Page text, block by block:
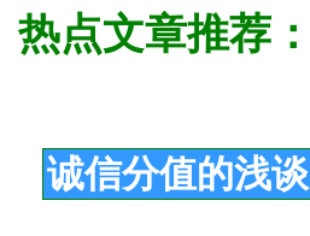
热点文章推荐：
诚信分值的浅谈